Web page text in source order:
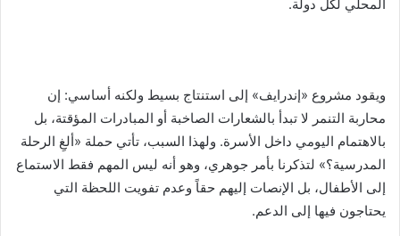
المحلي لكل دولة.
ويقود مشروع «إندرايف» إلى استنتاج بسيط ولكنه أساسي: إن
محاربة التنمر لا تبدأ بالشعارات الصاخبة أو المبادرات المؤقتة، بل
بالاهتمام اليومي داخل الأسرة. ولهذا السبب، تأتي حملة «ألغِ الرحلة
المدرسية؟» لتذكرنا بأمر جوهري، وهو أنه ليس المهم فقط الاستماع
إلى الأطفال، بل الإنصات إليهم حقاً وعدم تفويت اللحظة التي
يحتاجون فيها إلى الدعم.